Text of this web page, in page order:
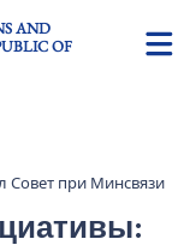
AND
OF
Совет при Минсвязи